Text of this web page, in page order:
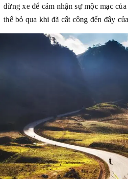
dừng xe để cảm nhận sự mộc mạc
thể bỏ qua khi đã cất công đến đây